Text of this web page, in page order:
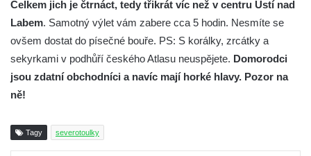
Celkem jich je čtrnáct, tedy třikrát víc než v centru Ústí nad
Labem. Samotný výlet vám zabere cca 5 hodin. Nesmíte se
ovšem dostat do písečné bouře. PS: S korálky, zrcátky a
sekyrkami v podhůří českého Atlasu neuspějete. Domorodci
jsou zdatní obchodníci a navíc mají horké hlavy. Pozor na
ně!
Tagy severotoulky